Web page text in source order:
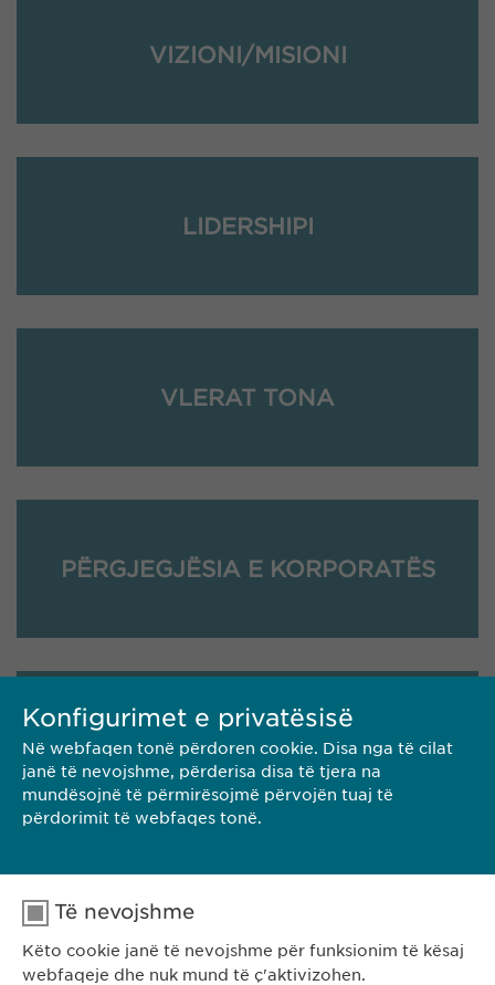
VIZIONI/MISIONI
LIDERSHIPI
VLERAT TONA
PËRGJEGJËSIA E KORPORATËS
STRATEGJIA
TERRITORI
Konfigurimet e privatësisë
Në webfaqen tonë përdoren cookie. Disa nga të cilat
janë të nevojshme, përderisa disa të tjera na
mundësojnë të përmirësojmë përvojën tuaj të
përdorimit të webfaqes tonë.
Të nevojshme
Këto cookie janë të nevojshme për funksionim të kësaj
webfaqeje dhe nuk mund të ç'aktivizohen.